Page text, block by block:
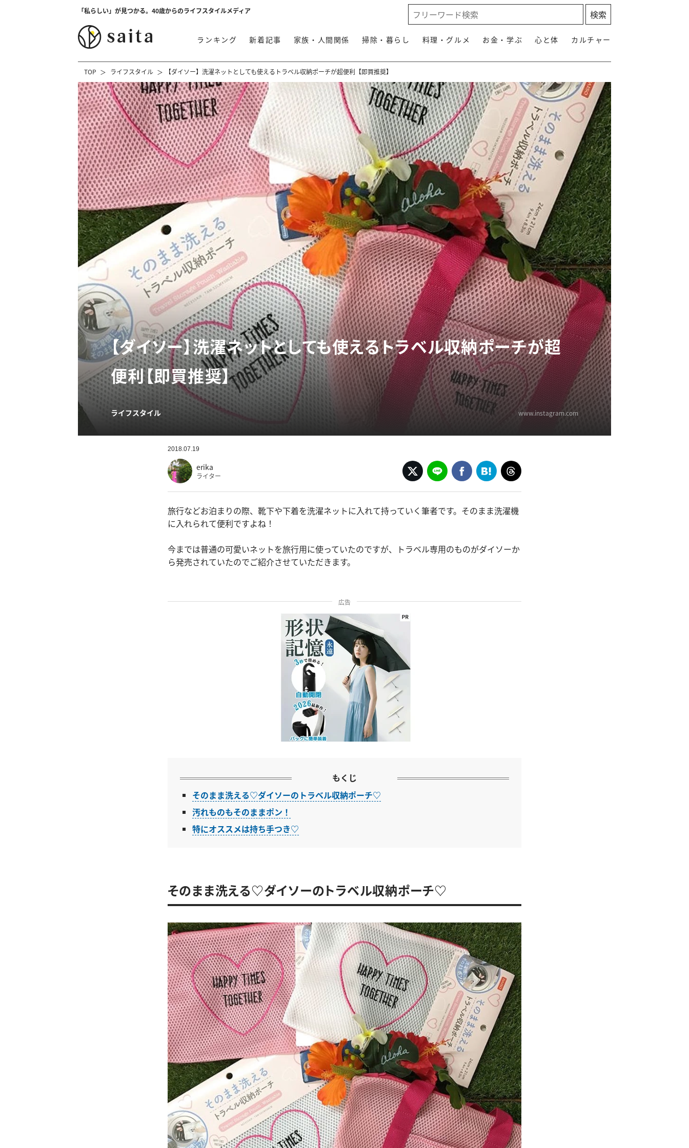
「私らしい」が見つかる。40歳からのライフスタイルメディア
ランキング 新着記事 家族・人間関係 掃除・暮らし 料理・グルメ お金・学ぶ 心と体 カルチャー
TOP ライフスタイル 【ダイソー】洗濯ネットとしても使えるトラベル収納ポーチが超便利【即買推奨】
【ダイソー】洗濯ネットとしても使えるトラベル収納ポーチが超
便利【即買推奨】
ライフスタイル www.instagram.com
2018.07.19
erika
ライター
旅行などお泊まりの際、靴下や下着を洗濯ネットに入れて持っていく筆者です。そのまま洗濯機
に入れられて便利ですよね！
今までは普通の可愛いネットを旅行用に使っていたのですが、トラベル専用のものがダイソーか
ら発売されていたのでご紹介させていただきます。
広告
もくじ
そのまま洗える♡ダイソーのトラベル収納ポーチ♡
汚れものもそのままポン！
特にオススメは持ち手つき♡
そのまま洗える♡ダイソーのトラベル収納ポーチ♡